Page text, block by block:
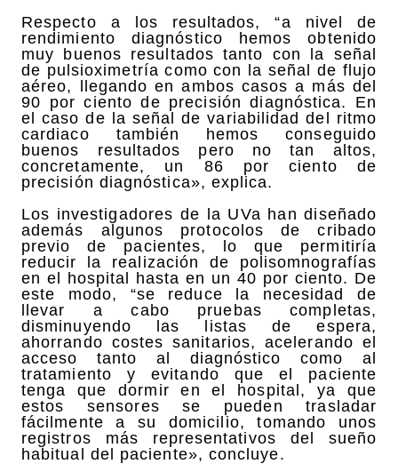
Respecto a los resultados, “a nivel de
rendimiento diagnóstico hemos obtenido
muy buenos resultados tanto con la señal
de pulsioximetría como con la señal de flujo
aéreo, llegando en ambos casos a más del
90 por ciento de precisión diagnóstica. En
el caso de la señal de variabilidad del ritmo
cardiaco también hemos conseguido
buenos resultados pero no tan altos,
concretamente, un 86 por ciento de
precisión diagnóstica», explica.
Los investigadores de la UVa han diseñado
además algunos protocolos de cribado
previo de pacientes, lo que permitiría
reducir la realización de polisomnografías
en el hospital hasta en un 40 por ciento. De
este modo, “se reduce la necesidad de
llevar a cabo pruebas completas,
disminuyendo las listas de espera,
ahorrando costes sanitarios, acelerando el
acceso tanto al diagnóstico como al
tratamiento y evitando que el paciente
tenga que dormir en el hospital, ya que
estos sensores se pueden trasladar
fácilmente a su domicilio, tomando unos
registros más representativos del sueño
habitual del paciente», concluye.